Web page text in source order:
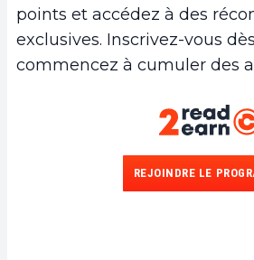
points et accédez à des
exclusives. Inscrivez-vous
commencez à cumuler des
REJOINDRE LE